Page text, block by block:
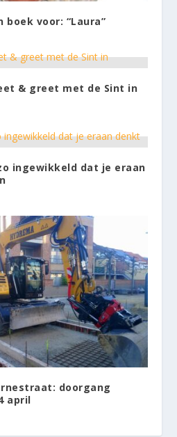
voor: “Laura”
& greet met de Sint in
ingewikkeld dat je eraan
doorgang
april